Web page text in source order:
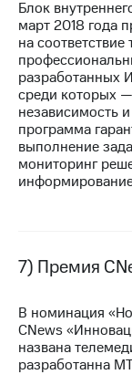
Другое
развитие
деловая этика
На главную
Блок
март 2018 года
на
разработанных
среди которых
независимость
программа
выполнение
мониторинг
7) Премия
В номинация
CNews
названа
разработанна